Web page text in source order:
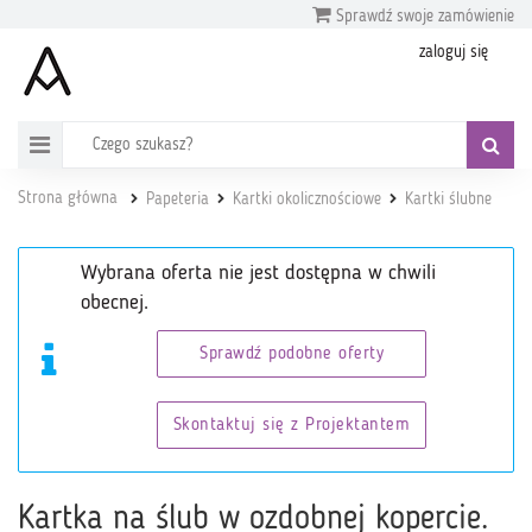
Sprawdź swoje zamówienie
zaloguj się
Strona główna Papeteria Kartki okolicznościowe Kartki ślubne
Wybrana oferta nie jest dostępna w chwili
obecnej.
Sprawdź podobne oferty
Skontaktuj się z Projektantem
Kartka na ślub w ozdobnej kopercie.